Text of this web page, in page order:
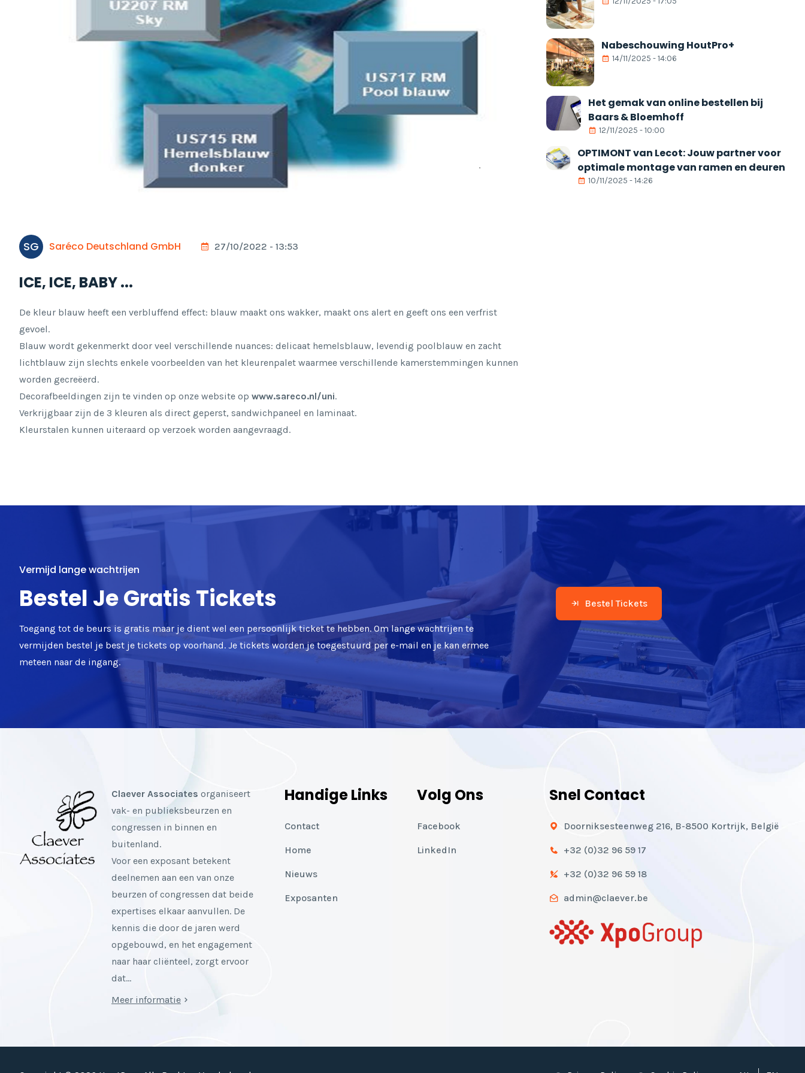
SG Saréco Deutschland GmbH 27/10/2022 - 13:53
ICE, ICE, BABY ...
De kleur blauw heeft een verbluffend effect: blauw maakt ons wakker, maakt ons alert en geeft ons een verfrist
gevoel.
Blauw wordt gekenmerkt door veel verschillende nuances: delicaat hemelsblauw, levendig poolblauw en zacht
lichtblauw zijn slechts enkele voorbeelden van het kleurenpalet waarmee verschillende kamerstemmingen kunnen
worden gecreëerd.
Decorafbeeldingen zijn te vinden op onze website op www.sareco.nl/uni.
Verkrijgbaar zijn de 3 kleuren als direct geperst, sandwichpaneel en laminaat.
Kleurstalen kunnen uiteraard op verzoek worden aangevraagd.
Nabeschouwing HoutPro+
14/11/2025 - 14:06
Het gemak van online bestellen bij
Baars & Bloemhoff
12/11/2025 - 10:00
OPTIMONT van Lecot: Jouw partner voor
optimale montage van ramen en deuren
10/11/2025 - 14:26
Vermijd lange wachtrijen
Bestel Je Gratis Tickets
Toegang tot de beurs is gratis maar je dient wel een persoonlijk ticket te hebben. Om lange wachtrijen te
vermijden bestel je best je tickets op voorhand. Je tickets worden je toegestuurd per e-mail en je kan ermee
meteen naar de ingang.
Bestel Tickets
Claever Associates organiseert
vak- en publieksbeurzen en
congressen in binnen en
buitenland.
Voor een exposant betekent
deelnemen aan een van onze
beurzen of congressen dat beide
expertises elkaar aanvullen. De
kennis die door de jaren werd
opgebouwd, en het engagement
naar haar cliënteel, zorgt ervoor
dat…
Meer informatie
Handige Links
Contact
Home
Nieuws
Exposanten
Volg Ons
Facebook
LinkedIn
Snel Contact
Doorniksesteenweg 216, B-8500 Kortrijk, België
+32 (0)32 96 59 17
+32 (0)32 96 59 18
admin@claever.be